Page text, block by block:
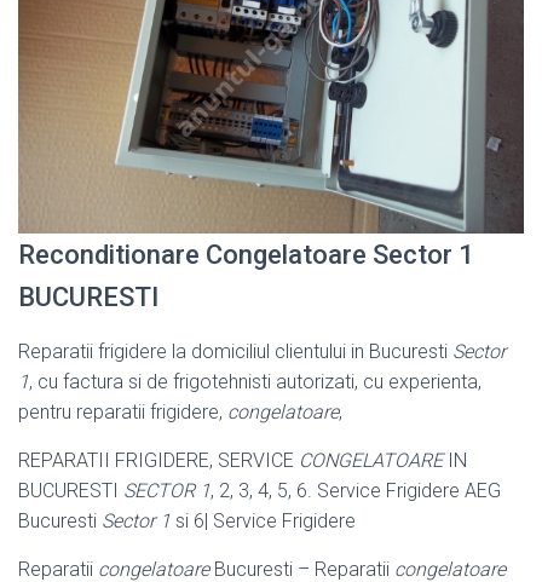
Reconditionare Congelatoare Sector 1
BUCURESTI
Reparatii frigidere la domiciliul clientului in Bucuresti Sector
1, cu factura si de frigotehnisti autorizati, cu experienta,
pentru reparatii frigidere, congelatoare,
REPARATII FRIGIDERE, SERVICE CONGELATOAREIN
BUCURESTI SECTOR 1, 2, 3, 4, 5, 6. Service Frigidere AEG
Bucuresti Sector 1 si 6| Service Frigidere
Reparatii congelatoareBucuresti – Reparatii congelatoare